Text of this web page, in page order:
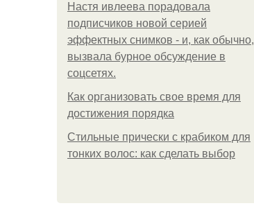
Настя ивлеева порадовала
подписчиков новой серией
эффектных снимков - и, как обычно,
вызвала бурное обсуждение в
соцсетях.
Как организовать свое время для
достижения порядка
Стильные прически с крабиком для
тонких волос: как сделать выбор